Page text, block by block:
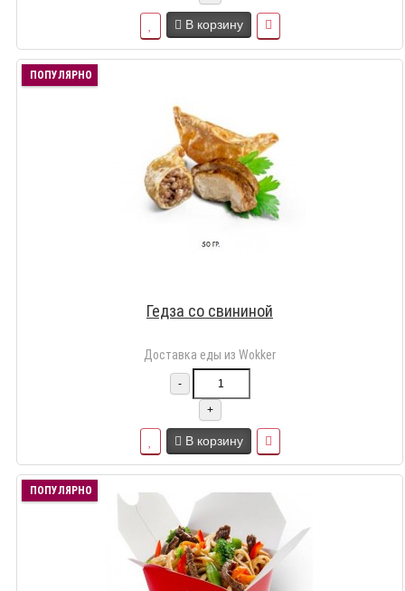
В корзину
ПОПУЛЯРНО
Гедза со свининой
Доставка еды из Wokker
-
+
В корзину
ПОПУЛЯРНО